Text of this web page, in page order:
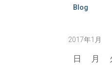
Blog
2017年1月
日 月